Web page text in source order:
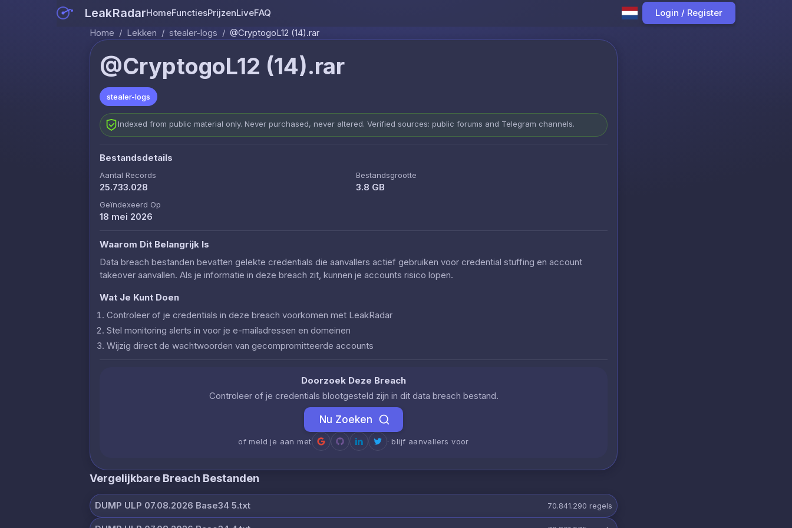
LeakRadarHomeFunctiesPrijzenLiveFAQ
Login / Register
Home / Lekken / stealer-logs / @CryptogoL12 (14).rar
@CryptogoL12 (14).rar
stealer-logs
Indexed from public material only. Never purchased, never altered. Verified sources: public forums and Telegram channels.
Bestandsdetails
Aantal Records
25.733.028
Bestandsgrootte
3.8 GB
Geïndexeerd Op
18 mei 2026
Waarom Dit Belangrijk Is
Data breach bestanden bevatten gelekte credentials die aanvallers actief gebruiken voor credential stuffing en account
takeover aanvallen. Als je informatie in deze breach zit, kunnen je accounts risico lopen.
Wat Je Kunt Doen
Controleer of je credentials in deze breach voorkomen met LeakRadar
Stel monitoring alerts in voor je e-mailadressen en domeinen
Wijzig direct de wachtwoorden van gecompromitteerde accounts
Doorzoek Deze Breach
Controleer of je credentials blootgesteld zijn in dit data breach bestand.
Nu Zoeken
of meld je aan met · blijf aanvallers voor
Vergelijkbare Breach Bestanden
DUMP ULP 07.08.2026 Base34 5.txt 70.841.290 regels